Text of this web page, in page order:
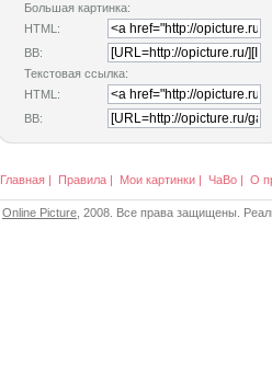
Большая картинка:
HTML:
BB:
Текстовая ссылка:
HTML:
BB:
Главная | Правила | Мои картинки | ЧаВо | О
Online Picture , 2008. Все права защищены.